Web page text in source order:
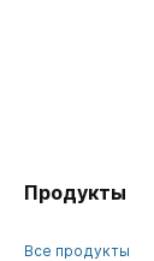
Продукты
Все продукты